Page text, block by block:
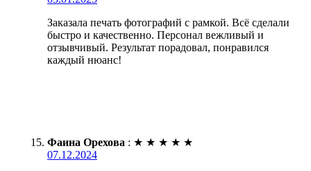
Заказала печать фотографий с рамкой. Всё сделали
быстро и качественно. Персонал вежливый и
отзывчивый. Результат порадовал, понравился
каждый нюанс!
Фаина Орехова : ★ ★ ★ ★ ★
07.12.2024